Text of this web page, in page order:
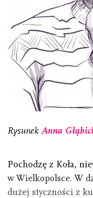
Rysunek Anna
Pochodzę z Koła,
w Wielkopolsce. W
dużej styczności z